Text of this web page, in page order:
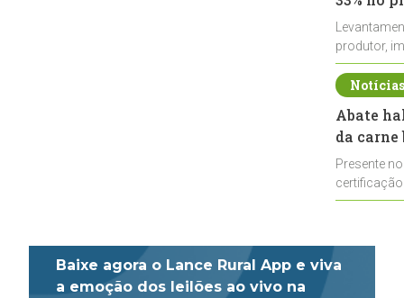
produtor,
de leite cru
Abate
da
Presente
Baixe agora o Lance Rural App e viva
a emoção dos leilões ao vivo na